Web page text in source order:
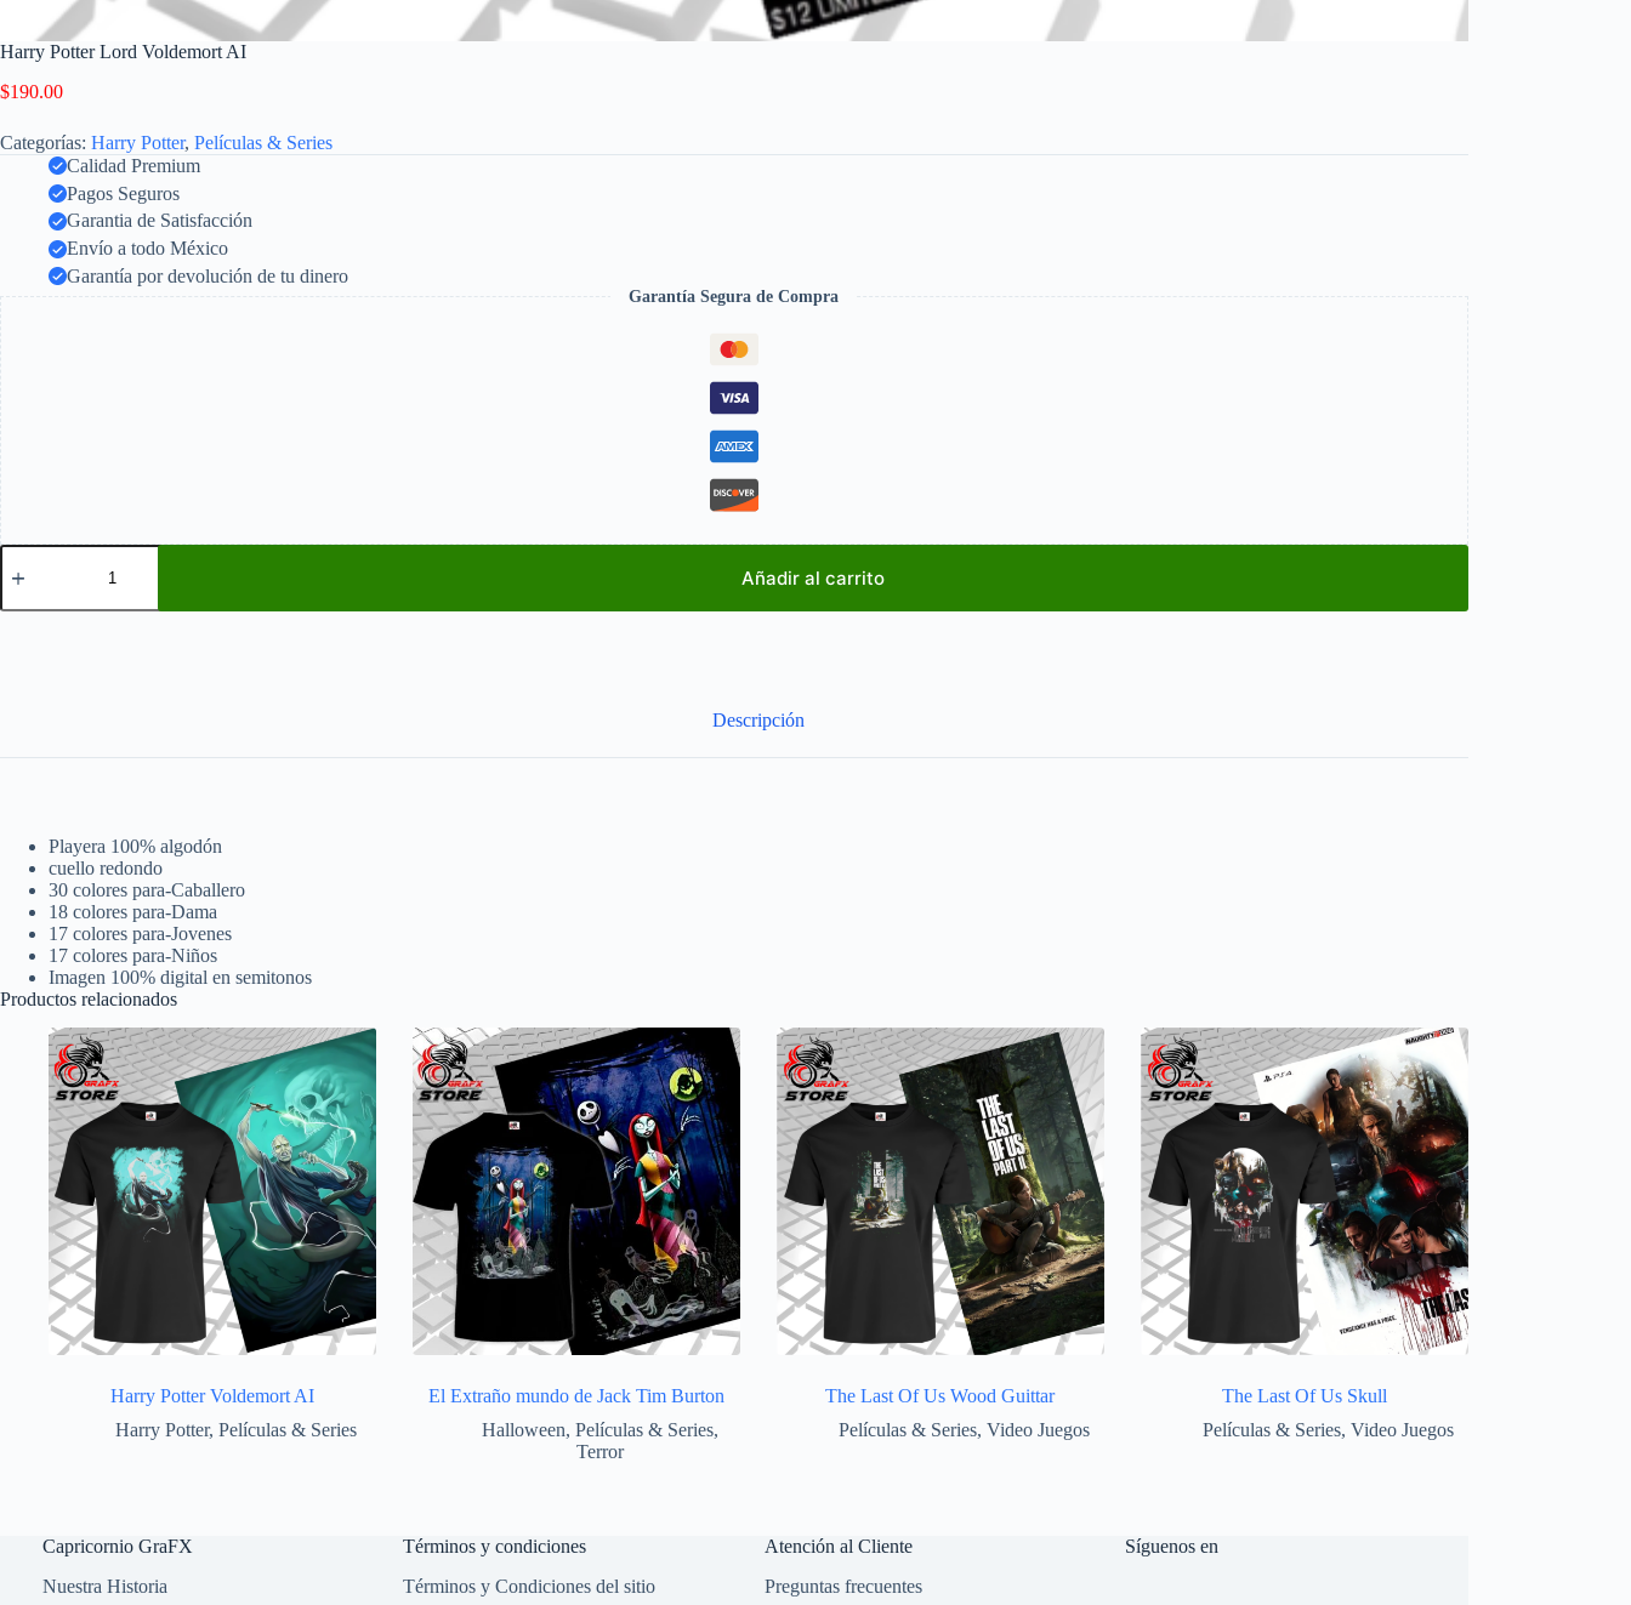
Harry Potter Lord Voldemort AI
$190.00
Categorías: Harry Potter, Películas & Series
Calidad Premium
Pagos Seguros
Garantia de Satisfacción
Envío a todo México
Garantía por devolución de tu dinero
Garantía Segura de Compra
Harry
Potter
Voldemort
Añadir al carrito
Descripción
Playera 100% algodón
cuello redondo
30 colores para-Caballero
18 colores para-Dama
17 colores para-Jovenes
17 colores para-Niños
Imagen 100% digital en semitonos
Productos relacionados
Harry Potter Voldemort AI
Harry Potter,Películas & Series
El Extraño mundo de Jack Tim Burton
Halloween,Películas & Series,
Terror
The Last Of Us Wood Guittar
Películas & Series,Video Juegos
The Last Of Us Skull
Películas & Series,Video Juegos
Capricornio GraFX
Nuestra Historia
Términos y condiciones
Términos y Condiciones del sitio
Atención al Cliente
Preguntas frecuentes
Síguenos en